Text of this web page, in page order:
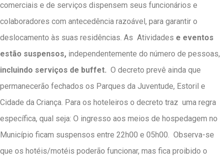
comerciais e de serviços dispensem seus funcionários e
colaboradores com antecedência razoável, para garantir o
deslocamento às suas residências. As Atividades e eventos
estão suspensos, independentemente do número de pessoas,
incluindo serviços de buffet. O decreto prevê ainda que
permanecerão fechados os Parques da Juventude, Estoril e
Cidade da Criança. Para os hoteleiros o decreto traz uma regra
específica, qual seja: O ingresso aos meios de hospedagem no
Município ficam suspensos entre 22h00 e 05h00. Observa-se
que os hotéis/motéis poderão funcionar, mas fica proibido o